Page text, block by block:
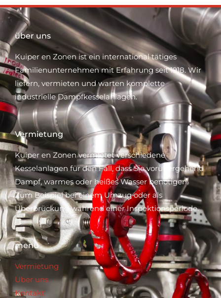
über uns
Kuiper en Zonen ist ein international tätiges
Familienunternehmen mit Erfahrung seit 1918. Wir
liefern, vermieten und warten komplette
industrielle Dampfkesselanlagen.
Vermietung
Kuiper en Zonen vermietet verschiedene
Kesselanlagen für den Fall, dass Sie vorübergehend
Dampf, warmes oder heißes Wasser benötigen.
Zum Beispiel bei einem Umzug oder als
Überbrückung während einer Inspektionsperiode.
menü
Vermietung
Uber uns
Kontakt